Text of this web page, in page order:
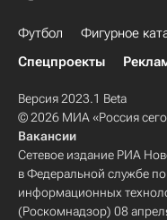
Футбол Фигурное
Спецпроекты
Версия 2023.1 Beta
© 2026 МИА «Россия
Вакансии
Сетевое издание РИА
в Федеральной службе
информационных
(Роскомнадзор) 08